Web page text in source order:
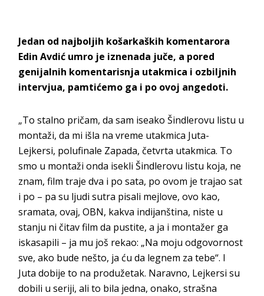
Jedan od najboljih košarkaških komentarora
Edin Avdić umro je iznenada juče, a pored
genijalnih komentarisnja utakmica i ozbiljnih
intervjua, pamtićemo ga i po ovoj angedoti.
„To stalno pričam, da sam iseako Šindlerovu listu u
montaži, da mi išla na vreme utakmica Juta-
Lejkersi, polufinale Zapada, četvrta utakmica. To
smo u montaži onda isekli Šindlerovu listu koja, ne
znam, film traje dva i po sata, po ovom je trajao sat
i po – pa su ljudi sutra pisali mejlove, ovo kao,
sramata, ovaj, OBN, kakva indijanština, niste u
stanju ni čitav film da pustite, a ja i montažer ga
iskasapili – ja mu još rekao: „Na moju odgovornost
sve, ako bude nešto, ja ću da legnem za tebe“. I
Juta dobije to na produžetak. Naravno, Lejkersi su
dobili u seriji, ali to bila jedna, onako, strašna